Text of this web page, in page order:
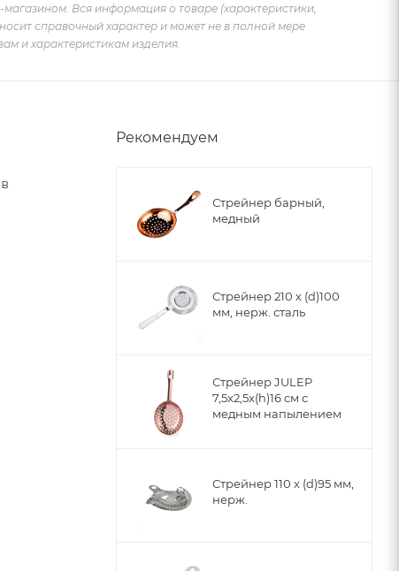
Вся информация о товаре (характеристики,
справочный характер и может не в полной мере
и характеристикам изделия.
Рекомендуем
Стрейнер барный,
медный
Стрейнер 210 х (d)100
мм, нерж. сталь
Стрейнер JULEP
7,5x2,5x(h)16 cм с
медным напылением
Стрейнер 110 х (d)95 мм,
нерж.